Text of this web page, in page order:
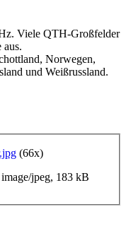
Viele QTH-Großfelder
aus.
Norwegen,
und Weißrussland.
(66x)
jpeg, 183 kB